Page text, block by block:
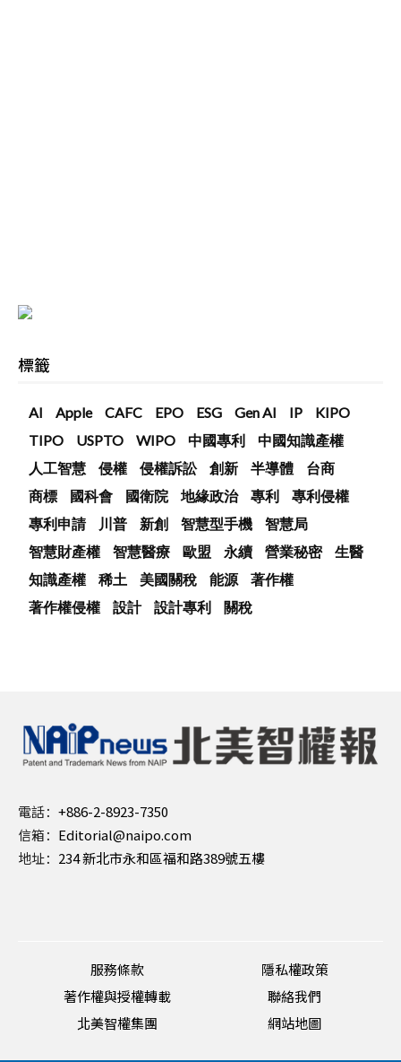
標籤
AI Apple CAFC EPO ESG Gen AI IP
KIPO
TIPO
USPTO WIPO 中國專利
中國知識產權
人工智慧
侵權 侵權訴訟 創新 半導體
台商
商標
國科會 國衛院 地緣政治 專利
專利侵權
專利申請
川普 新創 智慧型手機
智慧局
智慧財產權
智慧醫療 歐盟 永續 營業秘密
生醫
知識產權
稀土 美國關稅 能源
著作權
著作權侵權
設計 設計專利 關稅
電話： +886-2-8923-7350
信箱： Editorial@naipo.com
地址： 234 新北市永和區福和路389號五樓
服務條款
隱私權政策
著作權與授權轉載
聯絡我們
北美智權集團
網站地圖